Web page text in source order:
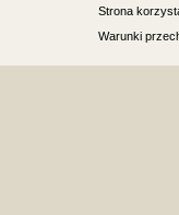
Strona
Warunki